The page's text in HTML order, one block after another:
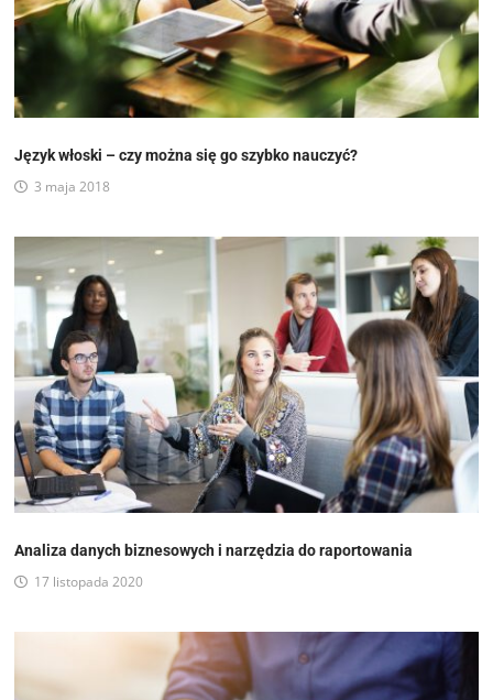
Język włoski – czy można się go szybko nauczyć?
3 maja 2018
Analiza danych biznesowych i narzędzia do raportowania
17 listopada 2020